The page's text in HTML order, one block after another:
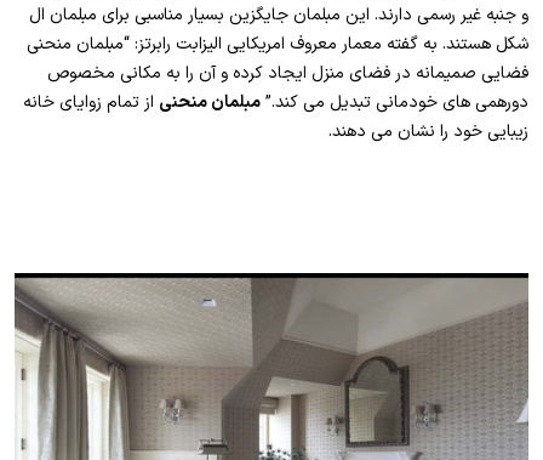
و جنبه غیر رسمی دارند. این مبلمان جایگزین بسیار مناسبی برای مبلمان ال
شکل هستند. به گفته معمار معروف امریکایی الیزابت رابرتز: “مبلمان منحنی
فضایی صمیمانه در فضای منزل ایجاد کرده و آن را به مکانی مخصوص
دورهمی های خودمانی تبدیل می کند.”مبلمان منحنی از تمام زوایای خانه
زیبایی خود را نشان می دهند.